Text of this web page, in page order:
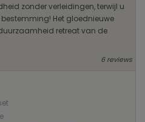
zonder verleidingen, terwijl u
Het gloednieuwe
duurzaamheid retreat van de
6 reviews